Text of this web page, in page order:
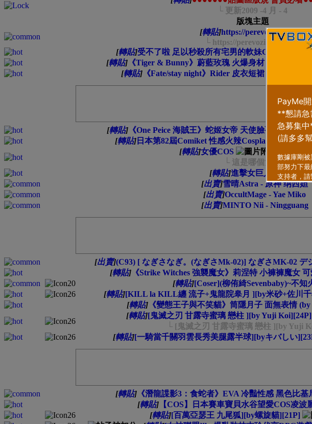
└ 更新2009 -4 月 - 4
版塊主題
[轉貼]https://perevozimgruz.by/
└ https://perevozimgruz.by/
[轉貼]受不了啦 足以秒殺所有宅男的軟妹COSPLAY精
[轉貼]《Tiger & Bunny》蔚藍玫瑰 火爆身材 六人扮演 (by
[轉貼]《Fate/stay night》Rider 皮衣短裙 豔麗從者
[轉貼]《One Peice 海賊王》蛇姬女帝 天使臉孔 魔鬼身材
[轉貼] 日本第82屆Comiket 性感火辣Cosplay大彙整
[轉貼]女優COS
└ 這是哪個女優
[轉貼]進擊女巨人 ...2 3 4
[出賣]雪晴Astra - 原神 纳西妲
[出賣]OccultMage - Yae Miko
[出賣]MINTO Nii - Ningguang
[出賣](C93) [ なぎさなぎ。(なぎさMk-02)] なぎさMK-02 デ
[轉貼]《Strike Witches 強襲魔女》莉涅特 小褲褲魔女
[轉貼][Coser](柳侑綺Sevenbaby)~不知
[轉貼][KILL la KILL纏 流子+鬼龍院皋月 ][by米砂+佐川千
[轉貼] 《變態王子與不笑貓》筒隱月子 面無表情
[轉貼][鬼滅之刃 甘露寺蜜璃 戀柱 ][by Yuji Koi][24P]
└ [鬼滅之刃 甘露寺蜜璃 戀柱 ][by Yuji
[轉貼][一騎當千關羽雲長秀美腿露半球][byキバしい
[轉貼]《潛龍諜影3：食蛇者》EVA 冷豔性感 黑色比基
[轉貼]【COS】日本賽車寶貝水谷望愛COS凌波
[轉貼][百萬亞瑟王 九尾狐][by螺旋貓][21P]